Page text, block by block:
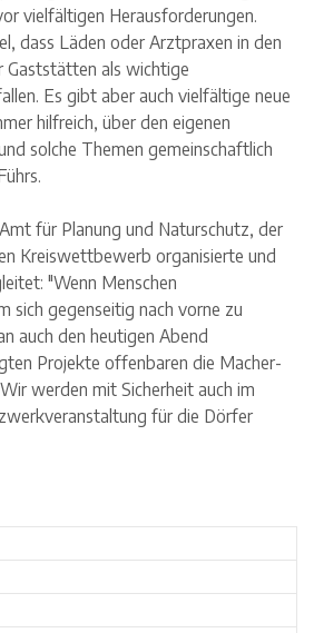
vielfältigen Herausforderungen.
dass Läden oder Arztpraxen in den
Gaststätten als wichtige
Es gibt aber auch vielfältige neue
hilfreich, über den eigenen
solche Themen gemeinschaftlich
für Planung und Naturschutz, der
Kreiswettbewerb organisierte und
"Wenn Menschen
sich gegenseitig nach vorne zu
auch den heutigen Abend
Projekte offenbaren die Macher-
werden mit Sicherheit auch im
für die Dörfer